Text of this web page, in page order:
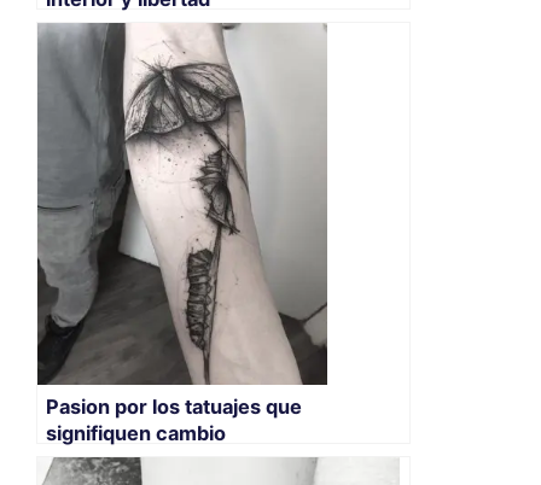
Pasion por los tatuajes que
signifiquen cambio